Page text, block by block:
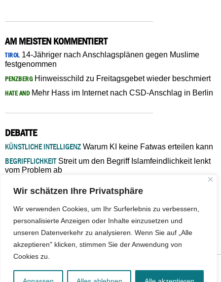
Wir schätzen Ihre Privatsphäre
Wir verwenden Cookies, um Ihr Surferlebnis zu verbessern,
personalisierte Anzeigen oder Inhalte einzusetzen und
unseren Datenverkehr zu analysieren. Wenn Sie auf „Alle
akzeptieren" klicken, stimmen Sie der Anwendung von
Cookies zu.
AM MEISTEN KOMMENTIERT
TIROL14-Jähriger nach Anschlagsplänen gegen Muslime
festgenommen
PENZBERGHinweisschild zu Freitagsgebet wieder beschmiert
HATE ANDMehr Hass im Internet nach CSD-Anschlag in Berlin
DEBATTE
KÜNSTLICHE INTELLIGENZ Warum KI keine Fatwas erteilen kann
BEGRIFFLICHKEITStreit um den Begriff Islamfeindlichkeit lenkt
vom Problem ab
Verantwortung bleibt“
ISLAMISCHE FAKULTÄT IN MÜNSTEREine kritische Schwelle für
die deutsche Religionspolitik
GASTBEITRAGWarum die muslimische Welt eine neue